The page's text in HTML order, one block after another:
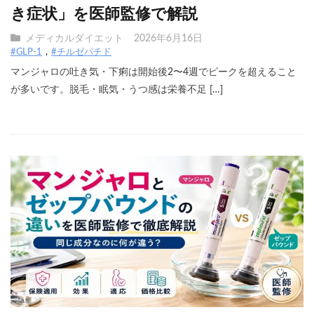
き症状」を医師監修で解説
メディカルダイエット 2026年6月16日
#GLP-1 #チルゼパチド
マンジャロの吐き気・下痢は開始後2〜4週でピークを超えること
が多いです。脱毛・眠気・うつ感は栄養不足 […]